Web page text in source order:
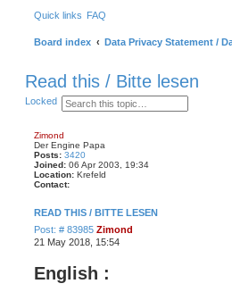
Quick links FAQ
Board index Data Privacy Statement /
Read this / Bitte lesen
Locked S
e
r
c
h
A
d
a
n
c
e
d
s
a
r
c
h
Zimond
Der Engine Papa
Posts: 3420
Joined: 06 Apr 2003, 19:34
Location: Krefeld
Contact:
n
a
c
m
READ THIS / BITTE LESEN
Post: # 83985P
o
Zimond
21 May 2018, 15:54
English :